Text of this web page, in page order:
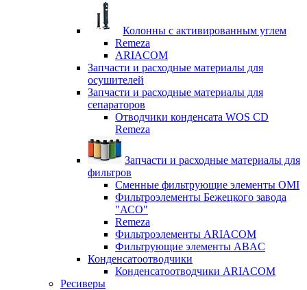
Колонны с активированным углем
Remeza
ARIACOM
Запчасти и расходные материалы для
осушителей
Запчасти и расходные материалы для
сепараторов
Отводчики конденсата WOS CD
Remeza
Запчасти и расходные материалы для
фильтров
Сменные фильтрующие элементы OMI
Фильтроэлементы Бежецкого завода
"АСО"
Remeza
Фильтроэлементы ARIACOM
Фильтрующие элементы ABAC
Конденсатоотводчики
Конденсатоотводчики ARIACOM
Ресиверы